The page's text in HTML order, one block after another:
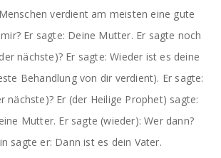
verdient am meisten eine gute
Er sagte: Deine Mutter. Er sagte noch
nächste)? Er sagte: Wieder ist es deine
Behandlung von dir verdient). Er sagte:
nächste)? Er (der Heilige Prophet) sagte:
Mutter. Er sagte (wieder): Wer dann?
sagte er: Dann ist es dein Vater.